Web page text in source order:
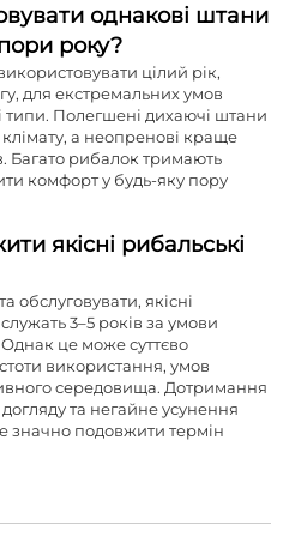
однакові штани
року?
цілий рік,
для екстремальних умов
типи. Полегшені дихаючі штани
клімату, а неопренові краще
Багато рибалок тримають
комфорт у будь-яку пору
якісні рибальські
обслуговувати, якісні
3–5 років за умови
це може суттєво
використання, умов
середовища. Дотримання
та негайне усунення
подовжити термін